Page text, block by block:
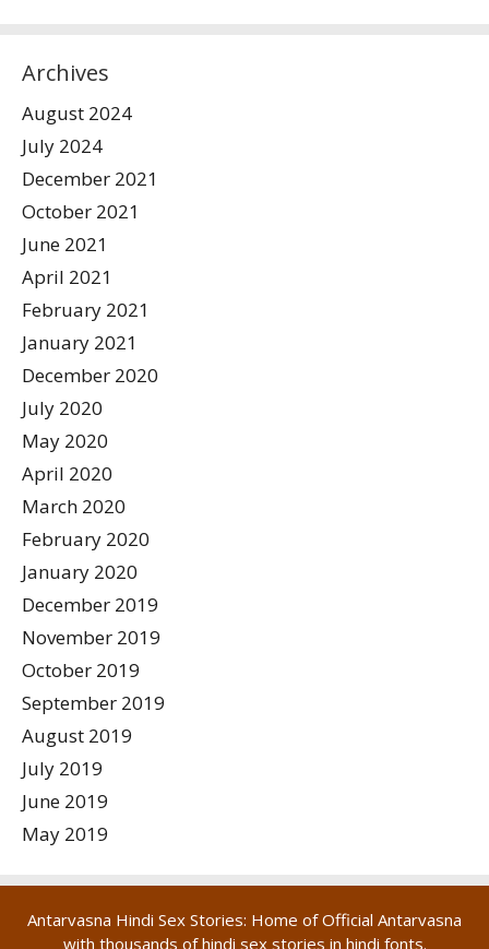
Archives
August 2024
July 2024
December 2021
October 2021
June 2021
April 2021
February 2021
January 2021
December 2020
July 2020
May 2020
April 2020
March 2020
February 2020
January 2020
December 2019
November 2019
October 2019
September 2019
August 2019
July 2019
June 2019
May 2019
Antarvasna Hindi Sex Stories: Home of Official Antarvasna
with thousands of hindi sex stories in hindi fonts.